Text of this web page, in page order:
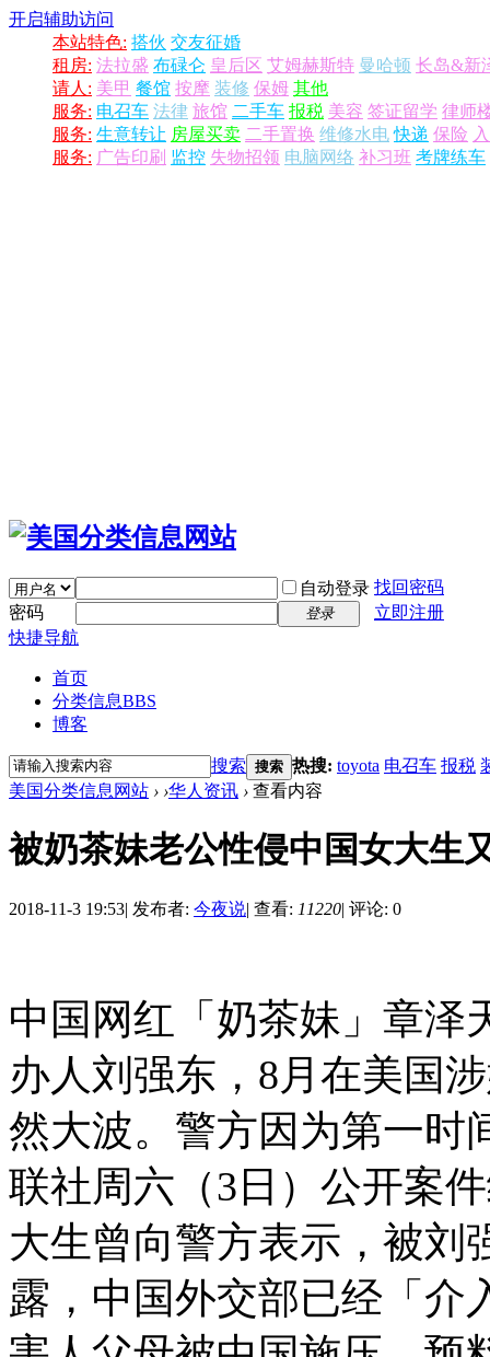
开启辅助访问
本站特色: 搭伙 交友征婚
租房: 法拉盛 布碌仑 皇后区 艾姆赫斯特 曼哈顿 长岛&新
请人: 美甲 餐馆 按摩 装修 保姆 其他
服务: 电召车 法律 旅馆 二手车 报税 美容 签证留学 律师
服务: 生意转让 房屋买卖 二手置换 维修水电 快递 保险
服务: 广告印刷 监控 失物招领 电脑网络 补习班 考牌练车
自动登录 找回密码
密码
登录
立即注册
快捷导航
首页
分类信息BBS
博客
搜索 搜索 热搜: toyota 电召车 报税
美国分类信息网站 › ›华人资讯 › 查看内容
被奶茶妹老公性侵中国女大生
2018-11-3 19:53| 发布者: 今夜说| 查看: 11220| 评论: 0
中国网红「奶茶妹」章泽
办人刘强东，8月在美国
然大波。警方因为第一时
联社周六（3日）公开案
大生曾向警方表示，被刘
露，中国外交部已经「介